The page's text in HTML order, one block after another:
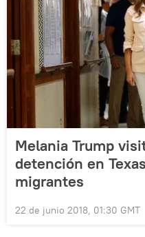
Melania Trump
detención en
migrantes
22 de junio 2018, 01:30 GMT